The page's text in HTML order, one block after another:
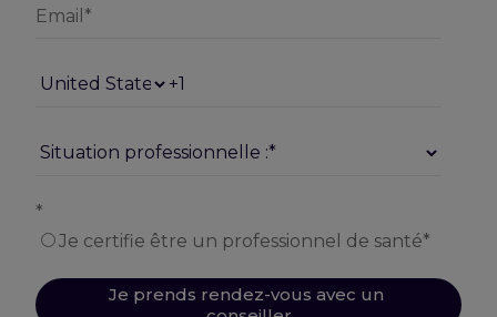
*
Je certifie être un professionnel de santé*